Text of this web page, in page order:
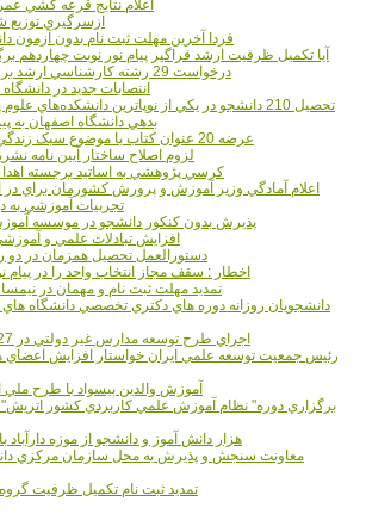
اعلام نتايج قرعه کشي
ازسرگيري توزيع
فردا آخرین مهلت ثبت نام بدون آزمون
آیا تکمیل ظرفیت ارشد فراگیر پیام نور نوبت چهاردهم
درخواست 29 رشته کارشناسي ارشد بررسي مي شود
انتصابات جديد در
تحصيل 210 دانشجو در يکي از نوپاترين دانشکده‌هاي علوم پزشکي کشور
بدهي دانشگاه اصفهان به
عرضه 20 عنوان کتاب با موضوع سبک زندگي به دانشگاه‌ها
لزوم اصلاح ساختار آيين نامه
18 کرسي پژوهشي به اساتيد برجسته
اعلام آمادگي وزير آموزش و پرورش کشورمان براي در
تجربيات آموزشي به
پذيرش بدون کنکور دانشجو در موسسه
افزايش تبادلات علمي و
دستورالعمل تحصیل همزمان در دو
اخطار : سقف مجاز انتخاب واحد را در پیام
تمدید مهلت ثبت نام و مهمان در
دانشجويان روزانه دوره هاي دكتري تخصصي دانشگاه
اجراي طرح توسعه مدارس غير دولتي در 27 استان کشور
رئيس جمعيت توسعه علمي ايران خواستار افزايش اعضاي
آموزش والدين بيسواد با طرح ملي
برگزاري دوره" نظام آموزش علمي كاربردي كشور
40 هزار دانش آموز و دانشجو از موزه دارآباد
معاونت سنجش و پذيرش به محل سازمان مرکزي
تمديد ثبت نام تکميل ظرفيت